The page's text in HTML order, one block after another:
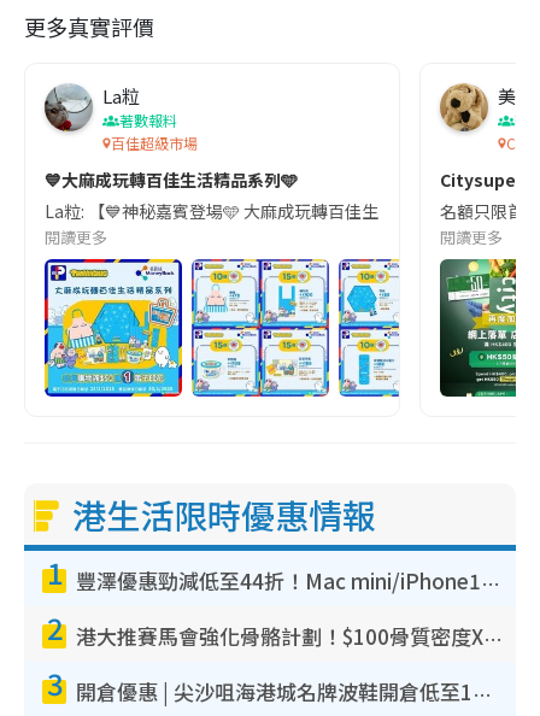
更多真實評價
La粒
著數報料
百佳超級市場
💙大麻成玩轉百佳生活精品系列🩵
La粒: 【💙神秘嘉賓登場🩵 大麻成玩轉百佳生活精品系列】 易
閱讀更多
美食
著
Citysuper
名額只限首
閱讀更多
港生活限時優惠情報
1 豐澤優惠勁減低至44折！Mac mini/iPhone17Pro大減價！廚房家電$220起
2 港大推賽馬會強化骨骼計劃！$100骨質密度X光檢查 完成免費運動訓練送超市禮券！附參加資格
3 開倉優惠 | 尖沙咀海港城名牌波鞋開倉低至1折！On鞋$899起／Joy&Peace鞋履$98起